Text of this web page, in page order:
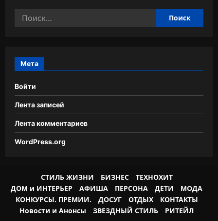
Найти:
Мета
Войти
Лента записей
Лента комментариев
WordPress.org
СТИЛЬ ЖИЗНИ БИЗНЕС
ТЕХНОХИТ
ДОМ и ИНТЕРЬЕР
АФИША ПЕРСОНА ДЕТИ
МОДА
КОНКУРСЫ. ПРЕМИИ.
ДОСУГ ОТДЫХ
КОНТАКТЫ
Новости и Анонсы
ЗВЕЗДНЫЙ СТИЛЬ РИТЕЙЛ